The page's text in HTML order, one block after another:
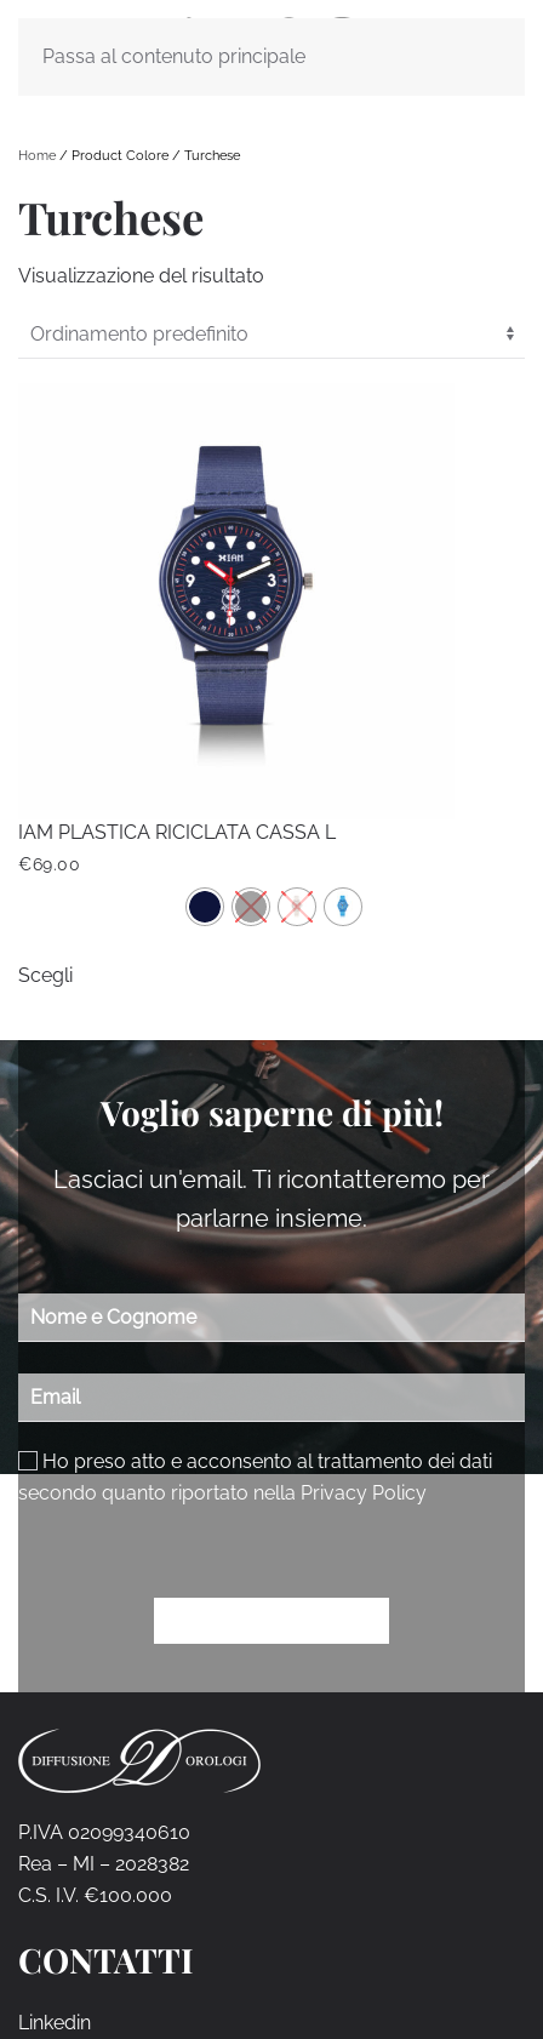
Passa al contenuto principale
Home / Product Colore / Turchese
Turchese
Visualizzazione del risultato
IAM PLASTICA RICICLATA CASSA L
€69.00
Scegliprodotto
più
varianti.
possono
essere
pagina
del
Voglio saperne di più!
Lasciaci un'email. Ti ricontatteremo per
parlarne insieme.
P.IVA 02099340610
Rea – MI – 2028382
C.S. I.V. €100.000
CONTATTI
Linkedin